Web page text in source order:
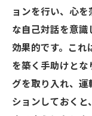
ョンを行い、心
な自己対話を意
効果的です。これ
を築く手助けとな
グを取り入れ、
ションしておくと